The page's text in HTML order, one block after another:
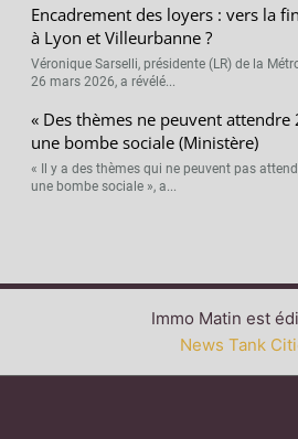
Encadrement des loyers : vers la
à Lyon et Villeurbanne ?
Véronique Sarselli, présidente (LR) de la
26 mars 2026, a révélé...
« Des thèmes ne peuvent
une bombe sociale (Ministère)
« Il y a des thèmes qui ne peuvent pas
une bombe sociale », a...
Immo Matin est
News Tank